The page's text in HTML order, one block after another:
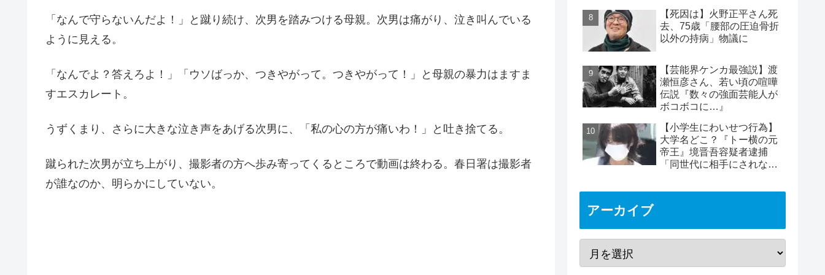
「なんで守らないんだよ！」と蹴り続け、次男を踏みつける母親。次男は痛がり、泣き叫んでいる
ように見える。
「なんでよ？答えろよ！」「ウソばっか、つきやがって。つきやがって！」と母親の暴力はますま
すエスカレート。
うずくまり、さらに大きな泣き声をあげる次男に、「私の心の方が痛いわ！」と吐き捨てる。
蹴られた次男が立ち上がり、撮影者の方へ歩み寄ってくるところで動画は終わる。春日署は撮影者
が誰なのか、明らかにしていない。
【死因は】火野正平さん死
去、75歳「腰部の圧迫骨折
以外の持病」物議に
【芸能界ケンカ最強説】渡
瀬恒彦さん、若い頃の喧嘩
伝説『数々の強面芸能人が
ボコボコに…』
【小学生にわいせつ行為】
大学名どこ？『トー横の元
帝王』境晋吾容疑者逮捕
「同世代に相手にされない
アーカイブ